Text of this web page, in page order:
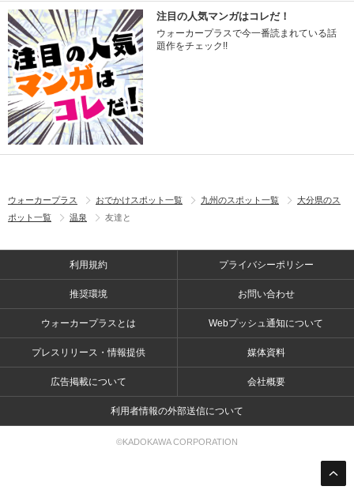
注目の人気マンガはコレだ！
ウォーカープラスで今一番読まれている話
題作をチェック!!
ウォーカープラス おでかけスポット一覧 九州のスポット一覧
大分県のス
ポット一覧
温泉 友達と
利用規約 プライバシーポリシー
推奨環境 お問い合わせ
ウォーカープラスとは Webプッシュ通知について
プレスリリース・情報提供 媒体資料
広告掲載について 会社概要
利用者情報の外部送信について
©KADOKAWA CORPORATION